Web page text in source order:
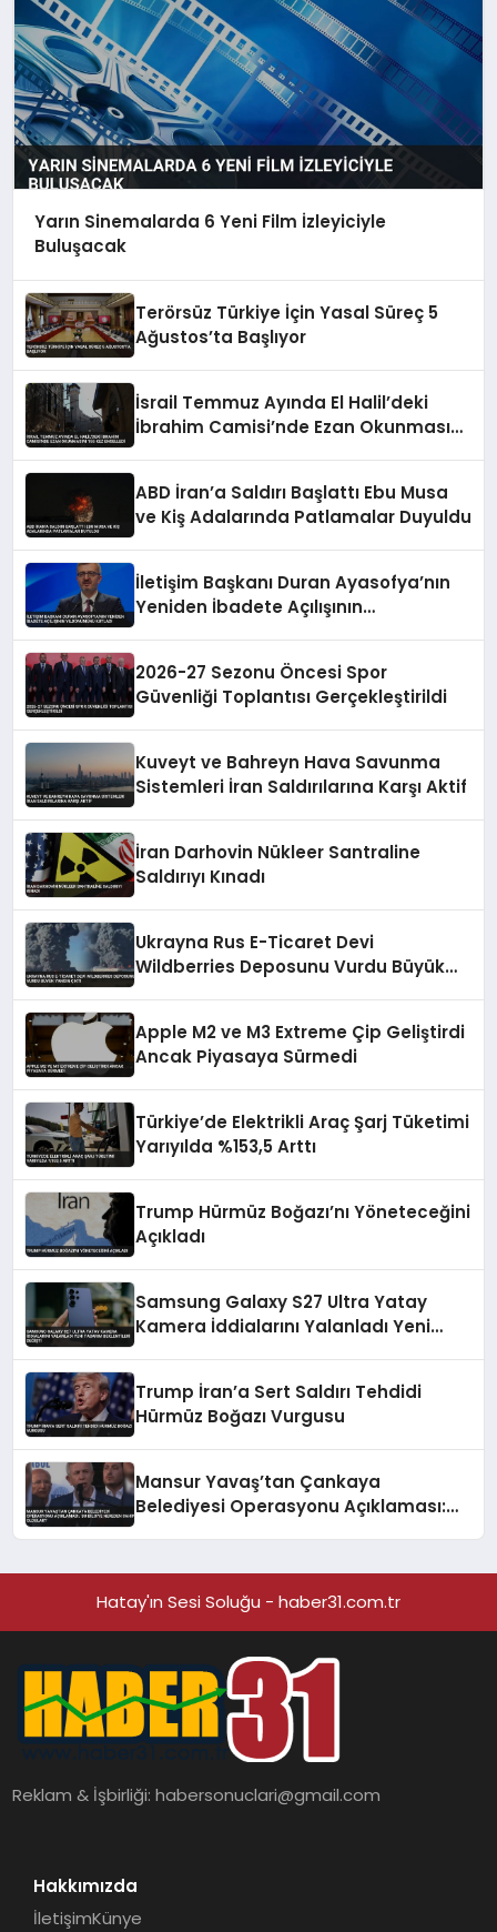
Yarın Sinemalarda 6 Yeni Film İzleyiciyle
Buluşacak
Terörsüz Türkiye İçin Yasal Süreç 5
Ağustos’ta Başlıyor
İsrail Temmuz Ayında El Halil’deki
İbrahim Camisi’nde Ezan Okunmasını
ABD İran’a Saldırı Başlattı Ebu Musa
ve Kiş Adalarında Patlamalar Duyuldu
İletişim Başkanı Duran Ayasofya’nın
Yeniden İbadete Açılışının
2026-27 Sezonu Öncesi Spor
Güvenliği Toplantısı Gerçekleştirildi
Kuveyt ve Bahreyn Hava Savunma
Sistemleri İran Saldırılarına Karşı Aktif
İran Darhovin Nükleer Santraline
Saldırıyı Kınadı
Ukrayna Rus E-Ticaret Devi
Wildberries Deposunu Vurdu Büyük
Apple M2 ve M3 Extreme Çip Geliştirdi
Ancak Piyasaya Sürmedi
Türkiye’de Elektrikli Araç Şarj Tüketimi
Yarıyılda %153,5 Arttı
Trump Hürmüz Boğazı’nı Yöneteceğini
Açıkladı
Samsung Galaxy S27 Ultra Yatay
Kamera İddialarını Yalanladı Yeni
Trump İran’a Sert Saldırı Tehdidi
Hürmüz Boğazı Vurgusu
Mansur Yavaş’tan Çankaya
Belediyesi Operasyonu Açıklaması:
Hatay'ın Sesi Soluğu - haber31.com.tr
Reklam & İşbirliği:habersonuclari@gmail.com
Hakkımızda
İletişimKünye